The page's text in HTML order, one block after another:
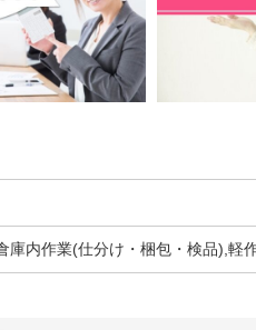
庫内作業(仕分け・梱包・検品),軽